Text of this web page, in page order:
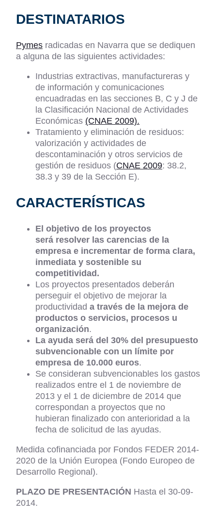
DESTINATARIOS
Pymes radicadas en Navarra que se dediquen
a alguna de las siguientes actividades:
Industrias extractivas, manufactureras y
de información y comunicaciones
encuadradas en las secciones B, C y J de
la Clasificación Nacional de Actividades
Económicas (CNAE 2009).
Tratamiento y eliminación de residuos:
valorización y actividades de
descontaminación y otros servicios de
gestión de residuos (CNAE 2009: 38.2,
38.3 y 39 de la Sección E).
CARACTERÍSTICAS
El objetivo de los proyectos
será resolver las carencias de la
empresa e incrementar de forma clara,
inmediata y sostenible su
competitividad.
Los proyectos presentados deberán
perseguir el objetivo de mejorar la
productividad a través de la mejora de
productos o servicios, procesos u
organización.
La ayuda será del 30% del presupuesto
subvencionable con un límite por
empresa de 10.000 euros.
Se consideran subvencionables los gastos
realizados entre el 1 de noviembre de
2013 y el 1 de diciembre de 2014 que
correspondan a proyectos que no
hubieran finalizado con anterioridad a la
fecha de solicitud de las ayudas.
Medida cofinanciada por Fondos FEDER 2014-
2020 de la Unión Europea (Fondo Europeo de
Desarrollo Regional).
PLAZO DE PRESENTACIÓN Hasta el 30-09-
2014.